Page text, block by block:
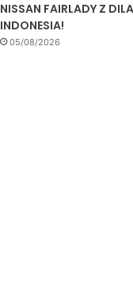
NISSAN FAIRLADY Z
INDONESIA!
05/08/2026